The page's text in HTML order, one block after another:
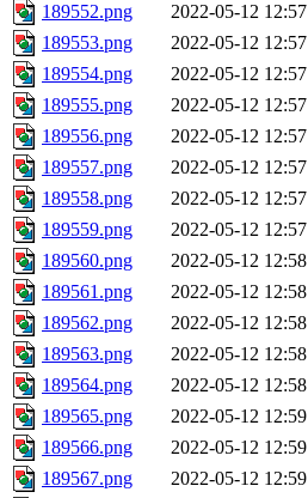
189552.png
2022-05-12 12:57
189553.png
2022-05-12 12:57
189554.png
2022-05-12 12:57
189555.png
2022-05-12 12:57
189556.png
2022-05-12 12:57
189557.png
2022-05-12 12:57
189558.png
2022-05-12 12:57
189559.png
2022-05-12 12:57
189560.png
2022-05-12 12:58
189561.png
2022-05-12 12:58
189562.png
2022-05-12 12:58
189563.png
2022-05-12 12:58
189564.png
2022-05-12 12:58
189565.png
2022-05-12 12:59
189566.png
2022-05-12 12:59
189567.png
2022-05-12 12:59